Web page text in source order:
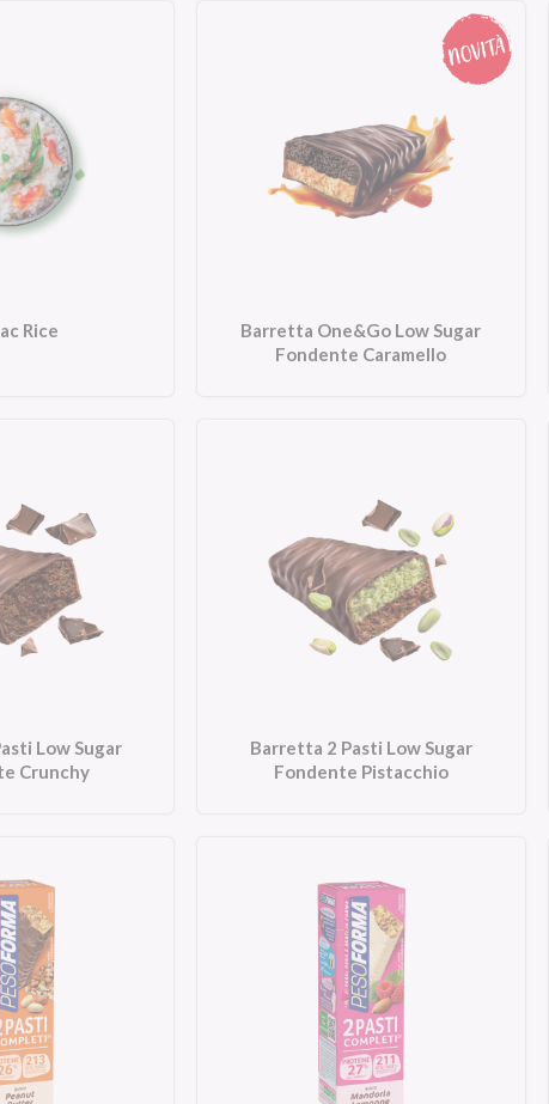
Rice
Barretta One&Go Low Sugar
Fondente Caramello
Low Sugar
Crunchy
Barretta 2 Pasti Low Sugar
Fondente Pistacchio